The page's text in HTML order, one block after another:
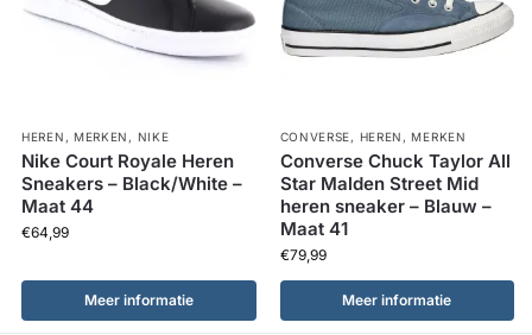
HEREN , MERKEN , NIKE
Nike Court Royale Heren
Sneakers – Black/White –
Maat 44
€64,99
Meer informatie
CONVERSE, HEREN ,MERKEN
Converse Chuck Taylor All
Star Malden Street Mid
heren sneaker – Blauw –
Maat 41
€79,99
Meer informatie